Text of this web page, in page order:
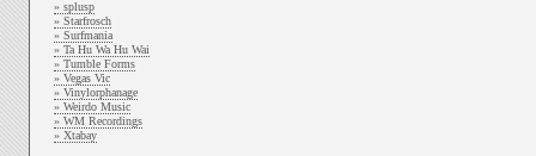
» splusp
» Starfrosch
» Surfmania
» Ta Hu Wa Hu Wai
» Tumble Forms
» Vegas Vic
» Vinylorphanage
» Weirdo Music
» WM Recordings
» Xtabay